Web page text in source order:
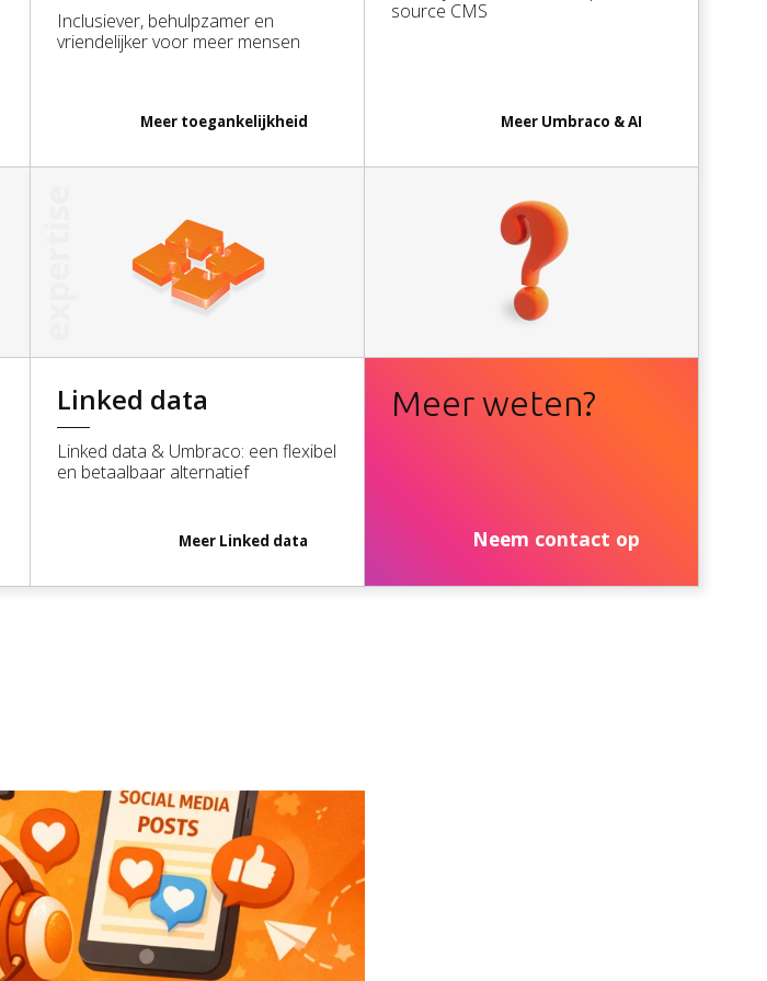
Inclusiever, behulpzamer en
vriendelijker voor meer mensen
Meer toegankelijkheid
source CMS
Meer Umbraco & AI
Linked data
Linked data & Umbraco: een flexibel
en betaalbaar alternatief
Meer Linked data
Meer weten?
Neem contact op
Algemene voorwaarden